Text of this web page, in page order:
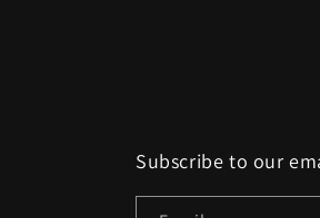
Subscribe to our